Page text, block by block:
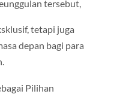
tersebut,
tetapi juga
depan bagi para
Pilihan